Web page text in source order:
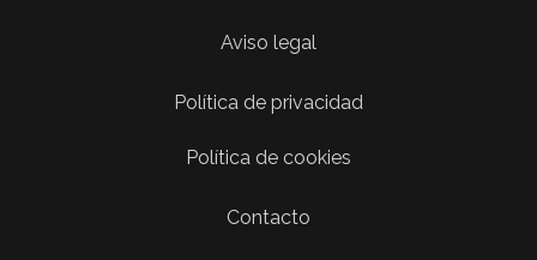
Aviso legal
Política de privacidad
Política de cookies
Contacto